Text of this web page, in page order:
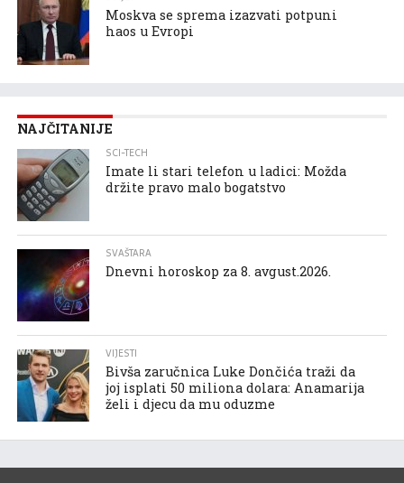
Moskva se sprema izazvati potpuni
haos u Evropi
NAJČITANIJE
SCI-TECH
Imate li stari telefon u ladici: Možda
držite pravo malo bogatstvo
SVAŠTARA
Dnevni horoskop za 8. avgust.2026.
VIJESTI
Bivša zaručnica Luke Dončića traži da
joj isplati 50 miliona dolara: Anamarija
želi i djecu da mu oduzme